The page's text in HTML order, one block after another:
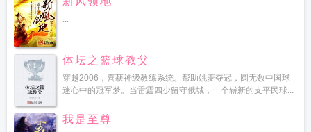
...
体坛之篮球教父
穿越2006，喜获神级教练系统。帮助姚麦夺冠，圆无数中国球
迷心中的冠军梦。当雷霆四少留守俄城，一个崭新的支平民球...
我是至尊